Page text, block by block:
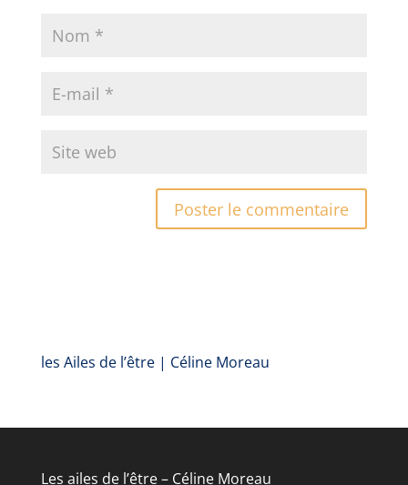
les Ailes de l’être | Céline Moreau
Les ailes de l’être – Céline Moreau